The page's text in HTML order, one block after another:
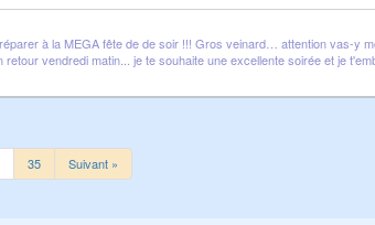
à la MEGA fête de de soir !!! Gros veinard… attention vas-y
vendredi matin... je te souhaite une excellente soirée et je
35 Suivant »